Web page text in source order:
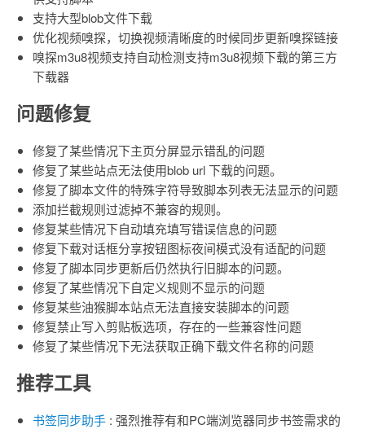
支持大型blob文件下载
优化视频嗅探，切换视频清晰度的时候同步更新嗅探链接
嗅探m3u8视频支持自动检测支持m3u8视频下载的第三方
下载器
问题修复
修复了某些情况下主页分屏显示错乱的问题
修复了某些站点无法使用blob url 下载的问题。
修复了脚本文件的特殊字符导致脚本列表无法显示的问题
添加拦截规则过滤掉不兼容的规则。
修复某些情况下自动填充填写错误信息的问题
修复下载对话框分享按钮图标夜间模式没有适配的问题
修复了脚本同步更新后仍然执行旧脚本的问题。
修复了某些情况下自定义规则不显示的问题
修复某些油猴脚本站点无法直接安装脚本的问题
修复禁止写入剪贴板选项，存在的一些兼容性问题
修复了某些情况下无法获取正确下载文件名称的问题
推荐工具
书签同步助手 : 强烈推荐有和PC端浏览器同步书签需求的